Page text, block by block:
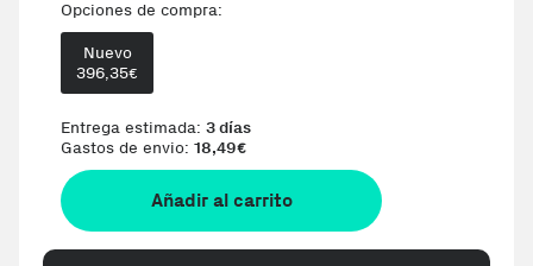
Opciones de compra:
Nuevo
396,35€
Entrega estimada: 3 días
Gastos de envio: 18,49€
Añadir al carrito